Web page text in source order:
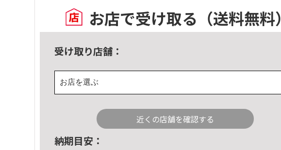
お店で受け取る （送料無料）
受け取り店舗：
お店を選ぶ
近くの店舗を確認する
納期目安：